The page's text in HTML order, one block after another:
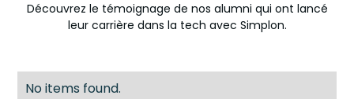
Découvrez le témoignage de nos alumni qui ont lancé
leur carrière dans la tech avec Simplon.
No items found.